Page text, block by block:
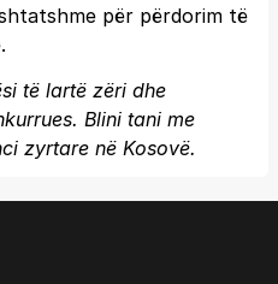
për përdorim të
të lartë zëri dhe
Blini tani me
zyrtare në Kosovë.